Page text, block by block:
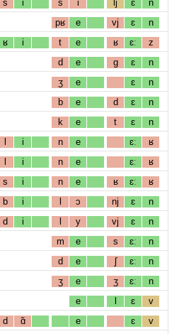
s i s i lj ɛ n
pʁ e vj ɛ n
ʁ i t e ʁ ɛː z
d e g ɛ n
ʒ e ɛ n
b e d ɛ n
k e t ɛ n
l i n e ɛː ʁ
l i n e ɛː ʁ
s i n e ʁ ɛː ʁ
b i l ɔ nj ɛ n
d i l y vj ɛ n
m e s ɛː n
d e ʃ ɛː n
ʒ e ʒ ɛː n
e l ɛ v
d ɑ̃ e ɛ v